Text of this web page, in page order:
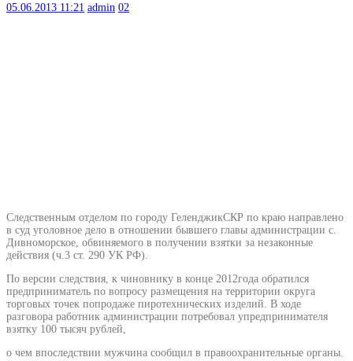
05.06.2013 11:21 admin 02
Следственным отделом по городу ГеленджикСКР по краю направлено
в суд уголовное дело в отношении бывшего главы администрации с.
Дивноморское, обвиняемого в получении взятки за незаконные
действия (ч.3 ст. 290 УК РФ).
По версии следствия, к чиновнику в конце 2012года обратился
предприниматель по вопросу размещения на территории округа
торговых точек попродаже пиротехнических изделий. В ходе
разговора работник администрации потребовал упредпринимателя
взятку 100 тысяч рублей,
о чем впоследствии мужчина сообщил в правоохранительные органы.